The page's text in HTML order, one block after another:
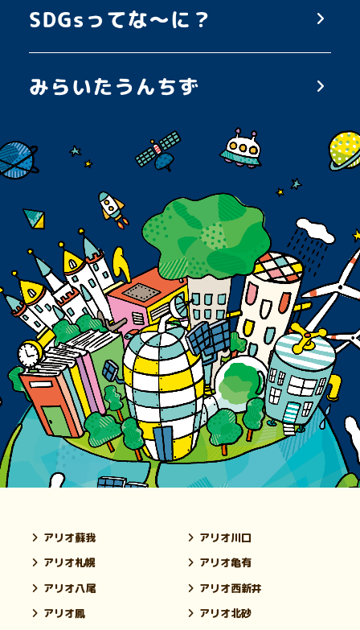
アリオ蘇我
アリオ川口
アリオ札幌
アリオ亀有
アリオ八尾
アリオ西新井
アリオ鳳
アリオ北砂